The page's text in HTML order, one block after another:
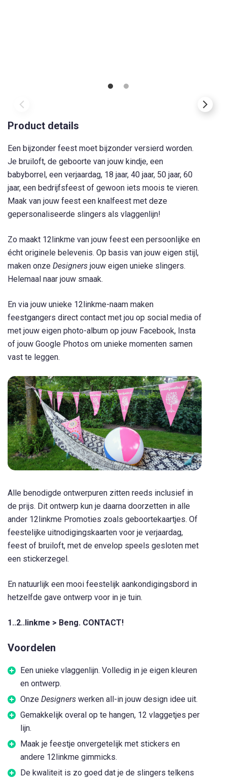
Product details
Een bijzonder feest moet bijzonder versierd worden.
Je bruiloft, de geboorte van jouw kindje, een
babyborrel, een verjaardag, 18 jaar, 40 jaar, 50 jaar, 60
jaar, een bedrijfsfeest of gewoon iets moois te vieren.
Maak van jouw feest een knalfeest met deze
gepersonaliseerde slingers als vlaggenlijn!
Zo maakt 12linkme van jouw feest een persoonlijke en
écht originele belevenis. Op basis van jouw eigen stijl,
maken onze Designers jouw eigen unieke slingers.
Helemaal naar jouw smaak.
En via jouw unieke 12linkme-naam maken
feestgangers direct contact met jou op social media of
met jouw eigen photo-album op jouw Facebook, Insta
of jouw Google Photos om unieke momenten samen
vast te leggen.
Alle benodigde ontwerpuren zitten reeds inclusief in
de prijs. Dit ontwerp kun je daarna doorzetten in alle
ander 12linkme Promoties zoals geboortekaartjes. Of
feestelijke uitnodigingskaarten voor je verjaardag,
feest of bruiloft, met de envelop speels gesloten met
een stickerzegel.
En natuurlijk een mooi feestelijk aankondigingsbord in
hetzelfde gave ontwerp voor in je tuin.
1..2..linkme > Beng. CONTACT!
Voordelen
Een unieke vlaggenlijn. Volledig in je eigen kleuren
en ontwerp.
Onze Designers werken all-in jouw design idee uit.
Gemakkelijk overal op te hangen, 12 vlaggetjes per
lijn.
Maak je feestje onvergetelijk met stickers en
andere 12linkme gimmicks.
De kwaliteit is zo goed dat je de slingers telkens